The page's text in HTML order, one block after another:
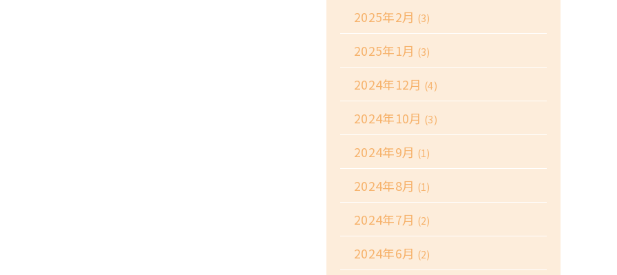
2025年2月 (3)
2025年1月 (3)
2024年12月 (4)
2024年10月 (3)
2024年9月 (1)
2024年8月 (1)
2024年7月 (2)
2024年6月 (2)